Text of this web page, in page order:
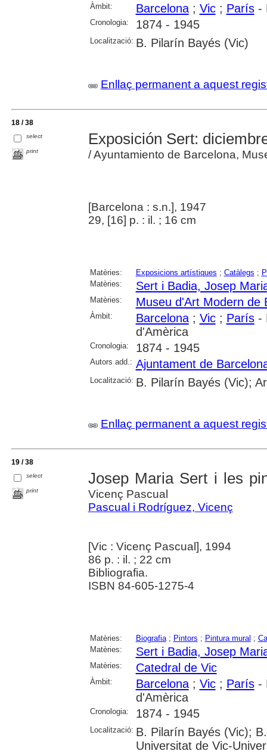
Àmbit: Barcelona; Vic; París-
Cronologia: 1874 - 1945
Localització: B. Pilarín Bayés (Vic)
Enllaç permanent a aquest
18 / 38
select
print
Exposición Sert:
/ Ayuntamiento de Barcelona,
[Barcelona : s.n.], 1947
29, [16] p. : il. ; 16 cm
Matèries: Exposicions artístiques ; Catàlegs ;
Matèries:
Sert i Badia, Josep
Matèries: Museu d'Art Modern de
Àmbit: Barcelona; Vic; París-
d'Amèrica
Cronologia: 1874 - 1945
Autors add.: Ajuntament de
Localització: B. Pilarín Bayés (Vic);
Enllaç permanent a aquest
19 / 38
select
print
Josep Maria Sert i les
Vicenç Pascual
Pascual i Rodríguez, Vicenç
[Vic : Vicenç Pascual], 1994
86 p. : il. ; 22 cm
Bibliografia.
ISBN 84-605-1275-4
Matèries: Biografia; Pintors ; Pintura mural ;
Matèries:
Sert i Badia, Josep
Matèries: Catedral de Vic
Àmbit: Barcelona; Vic; París-
d'Amèrica
Cronologia: 1874 - 1945
Localització: B. Pilarín Bayés (Vic);
Universitat de Vic-